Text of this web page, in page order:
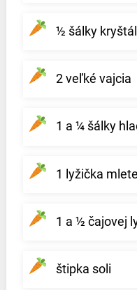
½ šálky
2 veľké vajcia
1 a ¼ šálky
1 lyžička
1 a ½ čajovej
štipka soli